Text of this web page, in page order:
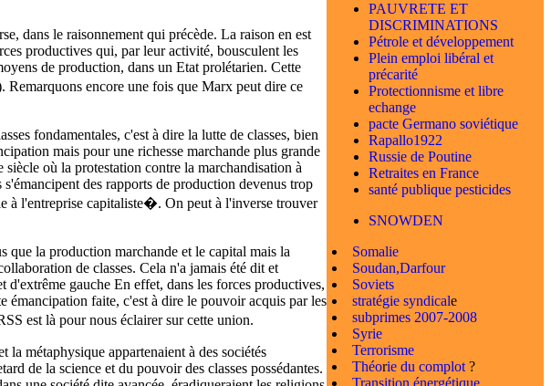
PAUVRETE ET
DISCRIMINATIONS
Pétrole et développement
Plein emploi libéral et
précarité
Protectionnisme et libre
echange
pacte Germano soviétique
Rapallo1922
Russie de Poutine
Retraites en France
santé publique pesticides
SNOWDEN
Somalie
Soudan,Darfour
Soviets
stratégie syndicale
subprimes 2007-2008
Syrie
Terrorisme
Théorie du complot ?
Transition énergétique
dans le raisonnement qui précède. La raison en est
productives qui, par leur activité, bousculent les
de production, dans un Etat prolétarien. Cette
Remarquons encore une fois que Marx peut dire ce
fondamentales, c'est à dire la lutte de classes, bien
mais pour une richesse marchande plus grande
où la protestation contre la marchandisation à
des rapports de production devenus trop
à l'entreprise capitaliste�. On peut à l'inverse trouver
que la production marchande et le capital mais la
de classes. Cela n'a jamais été dit et
gauche En effet, dans les forces productives,
émancipation faite, c'est à dire le pouvoir acquis par les
est là pour nous éclairer sur cette union.
métaphysique appartenaient à des sociétés
de la science et du pouvoir des classes possédantes.